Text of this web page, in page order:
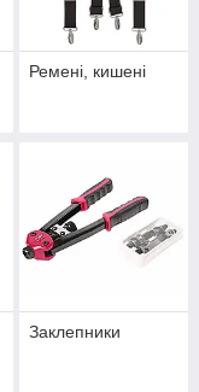
Ремені, кишені
Заклепники